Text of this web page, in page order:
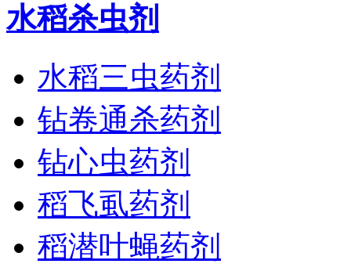
水稻杀虫剂
水稻三虫药剂
钻卷通杀药剂
钻心虫药剂
稻飞虱药剂
稻潜叶蝇药剂